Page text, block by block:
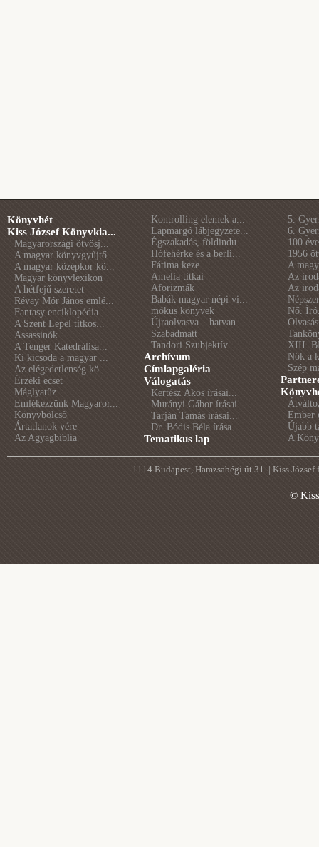
Könyvhét
Kiss József Könyvkia...
Magyarországi ötvösj...
A magyar könyvgyűjtő...
A magyar középkor kö...
Magyar könyvlexikon
A hétfejű szeretet
Révay Mór János emlé...
Fantasy enciklopédia...
A Szent Lepel titkos...
Assassinók
A Tenger Katedrálisa...
Ki kicsoda a magyar ...
Az elégedetlenség kö...
Érzéki ecset
Máglyatűz
Emlékezzünk Magyaror...
Könyvbölcső
Ártatlanok vére
Az Agyagbiblia
Kontrolling elemek a...
Lapmargó lábjegyzete...
Égszakadás, földindu...
Hófehérke és a berli...
Fátima keze
Amelia titkai
Aforizmák
Babák magyar népi vi...
mókus könyvek
Újraolvasva – hatvan...
Szabadmatt
Tandori Szubjektív
Archívum
Címlapgaléria
Válogatás
Kertész Ákos írásai...
Murányi Gábor írásai...
Tarján Tamás írásai...
Dr. Bódis Béla írása...
Tematikus lap
5.
6.
100
1956
A
Az
Az
Nő.
XIII.
Nők a
Szép
Ember
Újabb
A
1114 Budapest, Hamzsabégi út 31. | Kiss
©